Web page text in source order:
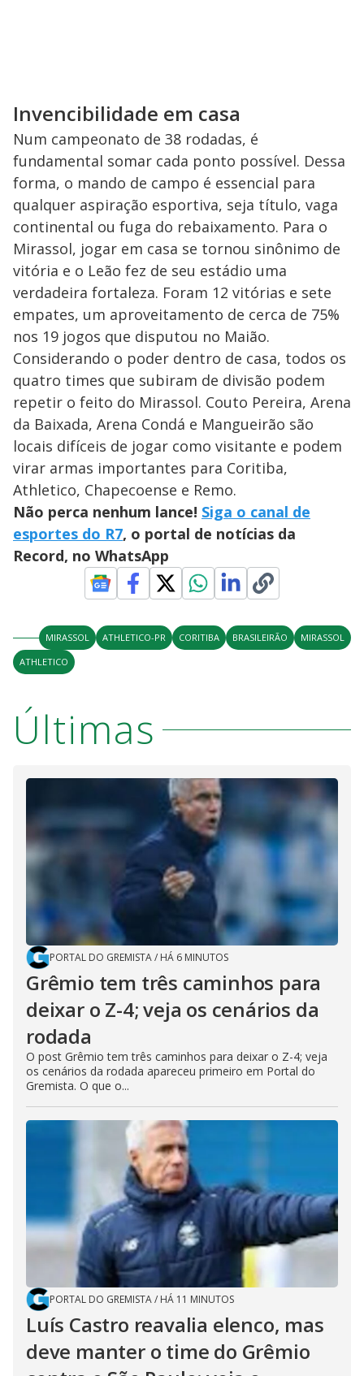
o
Invencibilidade em casa
Num campeonato de 38 rodadas, é
fundamental somar cada ponto possível. Dessa
forma, o mando de campo é essencial para
qualquer aspiração esportiva, seja título, vaga
continental ou fuga do rebaixamento. Para o
Mirassol, jogar em casa se tornou sinônimo de
vitória e o Leão fez de seu estádio uma
verdadeira fortaleza. Foram 12 vitórias e sete
empates, um aproveitamento de cerca de 75%
nos 19 jogos que disputou no Maião.
Considerando o poder dentro de casa, todos os
quatro times que subiram de divisão podem
repetir o feito do Mirassol. Couto Pereira, Arena
da Baixada, Arena Condá e Mangueirão são
locais difíceis de jogar como visitante e podem
virar armas importantes para Coritiba,
Athletico, Chapecoense e Remo.
Não perca nenhum lance! Siga o canal de
esportes do R7, o portal de notícias da
Record, no WhatsApp
MIRASSOL ATHLETICO-PR CORITIBA BRASILEIRÃO
MIRASSOL
ATHLETICO
Últimas
PORTAL DO GREMISTA/ HÁ 6 MINUTOS
Grêmio tem três caminhos para
deixar o Z-4; veja os cenários da
rodada
O post Grêmio tem três caminhos para deixar o Z-4; veja
os cenários da rodada apareceu primeiro em Portal do
Gremista. O que o...
PORTAL DO GREMISTA/ HÁ 11 MINUTOS
Luís Castro reavalia elenco, mas
deve manter o time do Grêmio